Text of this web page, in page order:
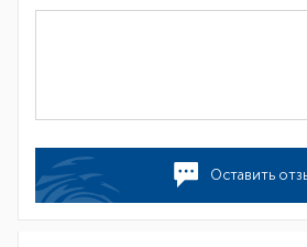
Оставить